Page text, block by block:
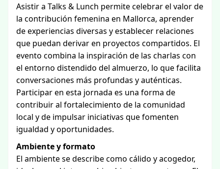
Asistir a Talks & Lunch permite celebrar el valor de
la contribución femenina en Mallorca, aprender
de experiencias diversas y establecer relaciones
que puedan derivar en proyectos compartidos. El
evento combina la inspiración de las charlas con
el entorno distendido del almuerzo, lo que facilita
conversaciones más profundas y auténticas.
Participar en esta jornada es una forma de
contribuir al fortalecimiento de la comunidad
local y de impulsar iniciativas que fomenten
igualdad y oportunidades.
Ambiente y formato
El ambiente se describe como cálido y acogedor,